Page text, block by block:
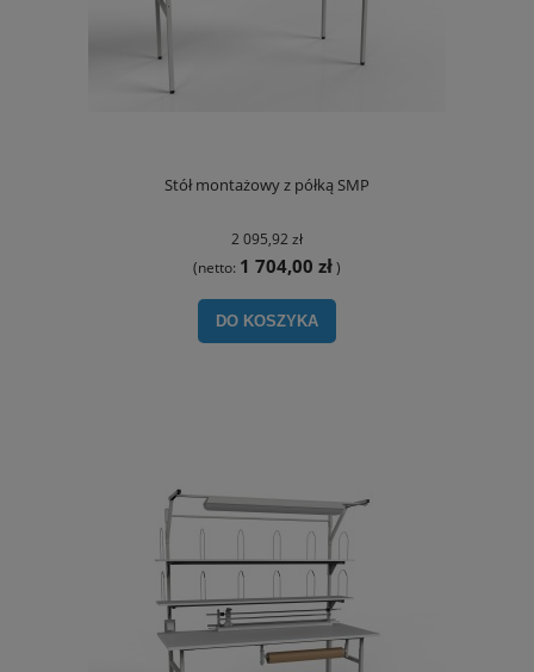
Stół montażowy z półką SMP
2 095,92 zł
(netto: 1 704,00 zł)
DO KOSZYKA